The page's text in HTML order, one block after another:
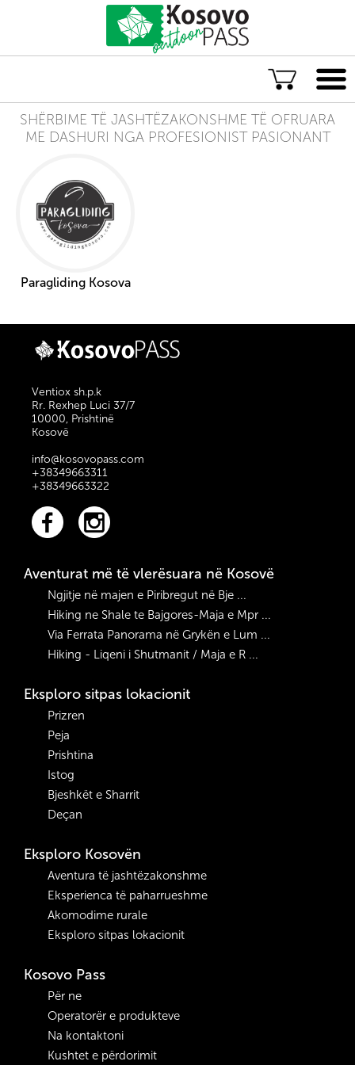
Gjuha
ALB
Eksploro Kosovën
Aventura të jashtëzakonshme
Akomodime rurale
Aventurat më të vlerësuara në Kosovë
Ngjitje në majen e Piribregut ...
Hiking - Liqeni i Shutmanit / ...
Hiking ne Shale te Bajgores-Ma ...
Via Ferrata Panorama në Gryk� ...
Eksploro sipas qytetit
Prizren
Peja
Prishtina
Bjeshkët e Sharrit
Deçan
Llogaria juaj
Kyçuni në llogarinë tuaj
Krijoni llogarinë tuaj tani
SHËRBIME TË JASHTËZAKONSHME TË OFRUARA
ME DASHURI NGA PROFESIONIST PASIONANT
Paragliding Kosova
Ventiox sh.p.k
Rr. Rexhep Luci 37/7
10000, Prishtinë
Kosovë
info@kosovopass.com
+38349663311
+38349663322
Aventurat më të vlerësuara në Kosovë
Ngjitje në majen e Piribregut në Bje ...
Hiking ne Shale te Bajgores-Maja e Mpr ...
Via Ferrata Panorama në Grykën e Lum ...
Hiking - Liqeni i Shutmanit / Maja e R ...
Eksploro sitpas lokacionit
Prizren
Peja
Prishtina
Istog
Bjeshkët e Sharrit
Deçan
Eksploro Kosovën
Aventura të jashtëzakonshme
Eksperienca të paharrueshme
Akomodime rurale
Eksploro sitpas lokacionit
Kosovo Pass
Për ne
Operatorër e produkteve
Na kontaktoni
Kushtet e përdorimit